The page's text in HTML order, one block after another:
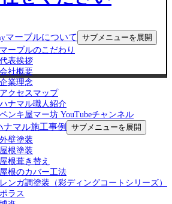
マーブルについて
サブメニューを展開
マーブルのこだわり
代表挨拶
会社概要
企業理念
アクセスマップ
ハナマル職人紹介
ペンキ屋マー坊 YouTubeチャンネル
ナマル施工事例
サブメニューを展開
外壁塗装
屋根塗装
屋根葺き替え
屋根のカバー工法
レンガ調塗装（彩ディングコートシリーズ）
ポラス